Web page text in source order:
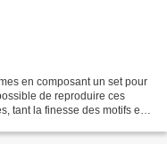
en composant un set pour
de reproduire ces
tant la finesse des motifs est